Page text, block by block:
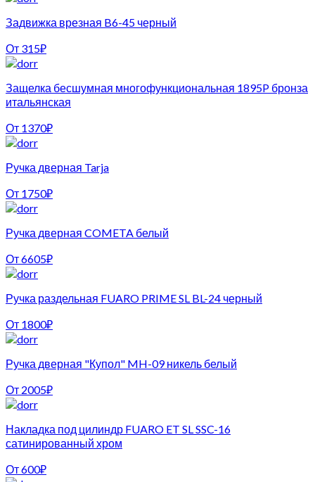
Задвижка врезная B6-45 черный
От 315₽
Защелка бесшумная многофункциональная 1895P бронза
итальянская
От 1370₽
Ручка дверная Tarja
От 1750₽
Ручка дверная COMETA белый
От6605₽
Ручка раздельная FUARO PRIME SL BL-24 черный
От 1800₽
Ручка дверная "Купол" MH-09 никель белый
От 2005₽
Накладка под цилиндр FUARO ET SL SSC-16
сатинированный хром
От600₽